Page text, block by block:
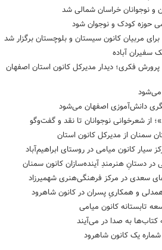
و نوجوانان خراسان شمالی شد
حوزه کودک و نوجوان شود
مربیان کانون سیستان و بلوچستان برگزار شد
سفیران آباده
پرورش فکری؛ دیدار مدیرکل کانون استان اصفهان
می‌شود
دانش‌آموزی اصفهان می‌شود
شعرخوانی نوجوانان تا نقد و گفت‌وگو
سمنان از مدیرکل کانون استان
سیار کانون میامی در روستای ابراهیم‌آباد
در دستانِ هنرمندِ آینده‌سازان کانون سمنان
سعدی در مرکز فرهنگی‌هنری شهمیرزاد
و همکاریِ پسران در کانون شاهرود
تابستانه کانون میامی
کتاب‌ها به صدا در می‌آیند
یک کانون شاهرود